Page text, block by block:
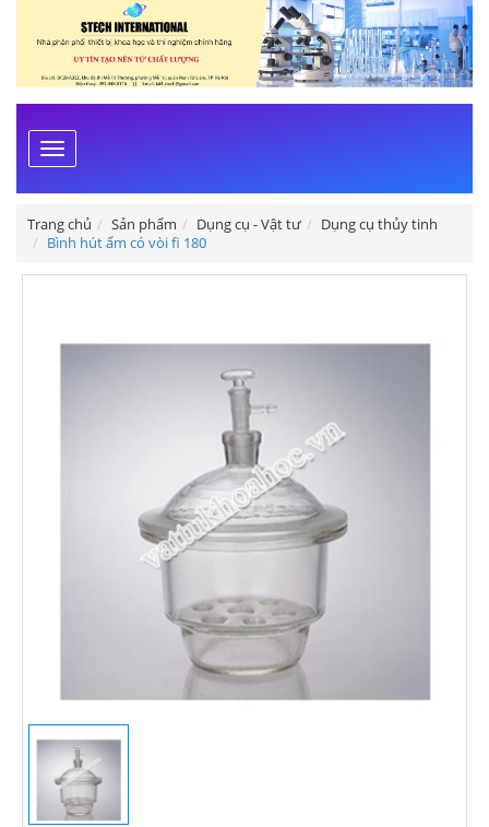
Toggle
navigation
Trang chủ Sản phẩm Dụng cụ - Vật tư
Dụng cụ thủy tinh
Bình hút ẩm có vòi fi 180